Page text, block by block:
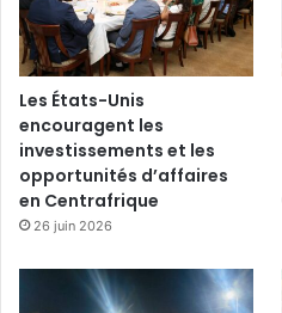
Les États-Unis
encouragent les
investissements et les
opportunités d’affaires
en Centrafrique
26 juin 2026